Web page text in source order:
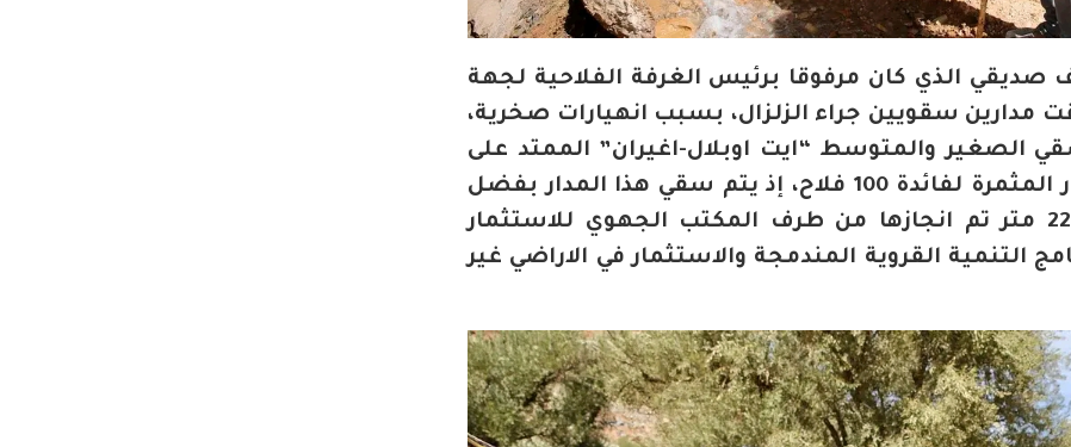
الذي كان مرفوقا برئيس الغرفة الفلاحية لجهة
مدارين سقويين جراء الزلزال، بسبب انهيارات صخرية،
الصغير والمتوسط “ايت اوبلال-اغيران” الممتد على
مساحة تناهز 15 هكتارا من الأشجار المثمرة لفائدة 100 فلاح، إذ يتم سقي هذا المدار بفضل
شبكة ري من السواقي بطول 2200 متر تم انجازها من طرف المكتب الجهوي للاستثمار
التنمية القروية المندمجة والاستثمار في الاراضي غير